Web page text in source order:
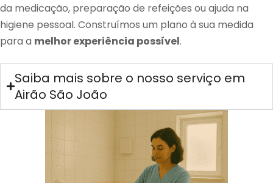
da medicação, preparação de refeições ou ajuda na
higiene pessoal. Construímos um plano à sua medida
para a melhor experiência possível.
Saiba mais sobre o nosso serviço em
Airão São João